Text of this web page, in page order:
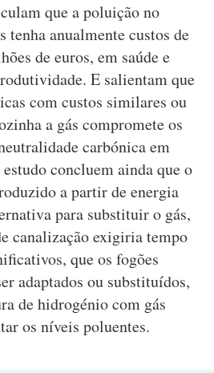
que a poluição no
tenha anualmente custos de
de euros, em saúde e
E salientam que
com custos similares ou
a gás compromete os
carbónica em
concluem ainda que o
a partir de energia
para substituir o gás,
canalização exigiria tempo
que os fogões
adaptados ou substituídos,
de hidrogénio com gás
os níveis poluentes.